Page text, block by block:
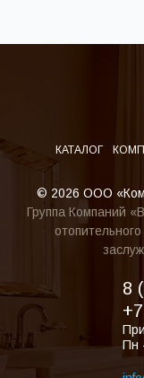
КАТАЛОГ
© 2026 ООО
Группа Компаний
8
Пн